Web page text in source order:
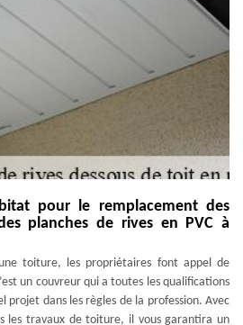
pour le remplacement des
planches de rives en PVC à
toiture, les propriétaires font appel de
un couvreur qui a toutes les qualifications
projet dans les règles de la profession. Avec
les travaux de toiture, il vous garantira un